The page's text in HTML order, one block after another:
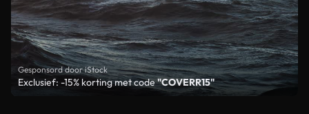
Gesponsord door iStock
Exclusief: -15% korting met code"COVERR15"